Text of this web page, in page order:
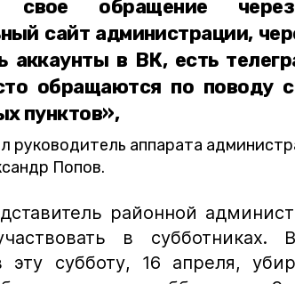
свое обращение
сайт администрации,
аккаунты в ВК, есть
обращаются по поводу
пунктов»,
руководитель аппарата
Попов.
районной
в
эту субботу, 16 апреля,